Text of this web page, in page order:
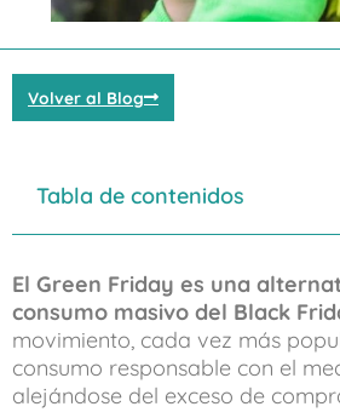
Volver al Blog
Tabla de contenidos
El Green Friday es una
consumo masivo del Black
movimiento, cada vez más
consumo responsable con el
alejándose del exceso de